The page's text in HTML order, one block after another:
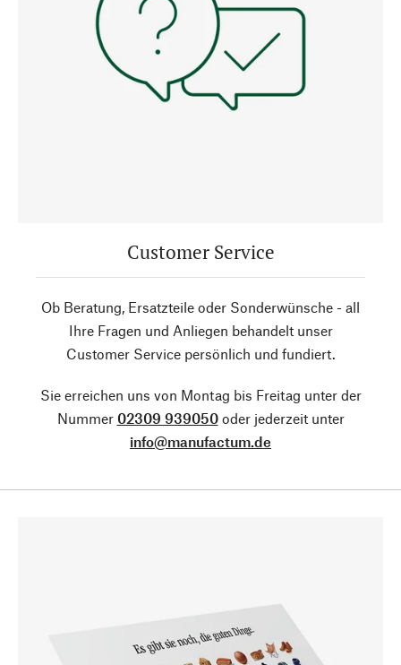
Customer Service
Ob Beratung, Ersatzteile oder Sonderwünsche - all
Ihre Fragen und Anliegen behandelt unser
Customer Service persönlich und fundiert.
Sie erreichen uns von Montag bis Freitag unter der
Nummer 02309 939050oder jederzeit unter
info@manufactum.de